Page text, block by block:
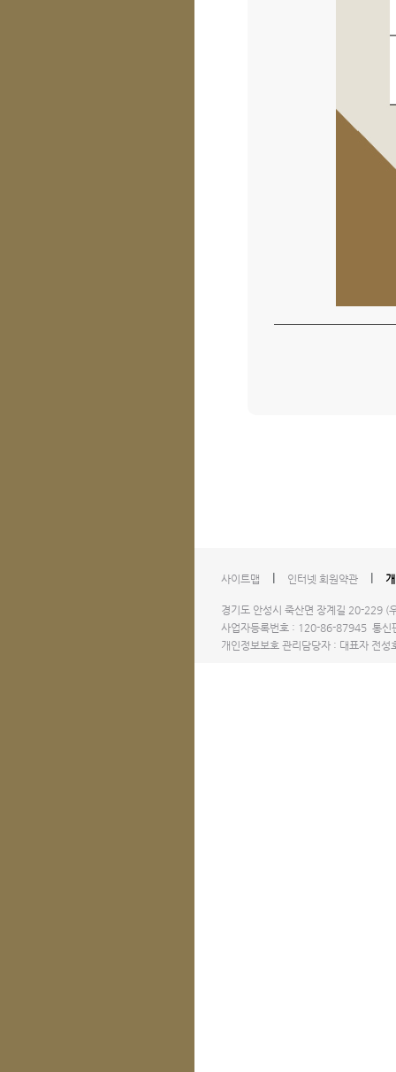
사이트맵 인터넷 회원약관
경기도 안성시 죽산면 장계길 20-
사업자등록번호 : 120-86-87945 통신
개인정보보호 관리담당자 : 대표자 전성